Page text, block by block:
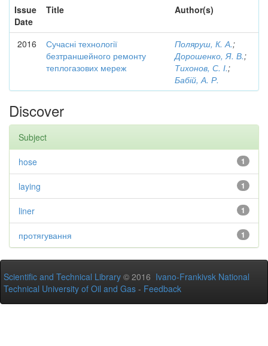
Issue
Date
Title Author(s)
2016
Сучасні технології
безтраншейного ремонту
теплогазових мереж
Поляруш, К. А.;
Дорошенко, Я. В.;
Тихонов, С. І.;
Бабій, А. Р.
Discover
Subject
1
hose
1
laying
1
liner
1
протягування
Scientific and Technical Library © 2016 Ivano-Frankivsk National
Technical University of Oil and Gas - Feedback